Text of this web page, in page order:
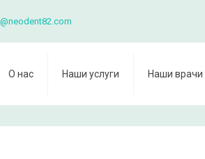
О нас Наши услуги Наши врачи